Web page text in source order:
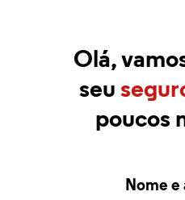
Olá,
seu
poucos
Nome